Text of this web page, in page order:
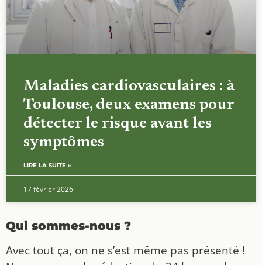
Maladies cardiovasculaires : à
Toulouse, deux examens pour
détecter le risque avant les
symptômes
LIRE LA SUITE »
17 février 2026
Qui sommes-nous ?
Avec tout ça, on ne s’est même pas présenté !